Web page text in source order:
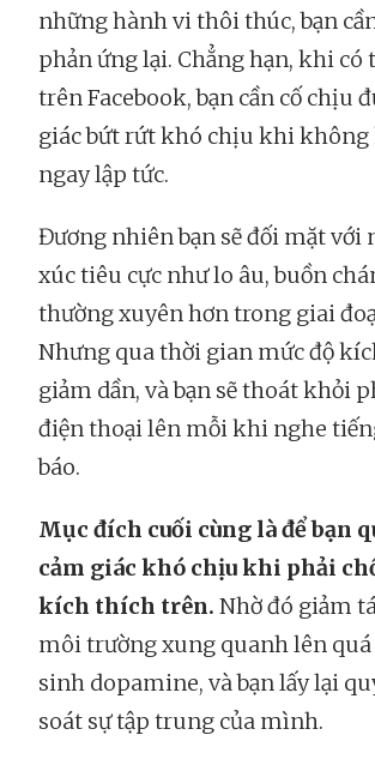
những hành vi thôi thúc, bạn
phản ứng lại. Chẳng hạn, khi có
trên Facebook, bạn cần cố chịu
giác bứt rứt khó chịu khi
ngay lập tức.
Đương nhiên bạn sẽ đối mặt với
xúc tiêu cực như lo âu, buồn
thường xuyên hơn trong giai
Nhưng qua thời gian mức độ
giảm dần, và bạn sẽ thoát khỏi
điện thoại lên mỗi khi nghe
báo.
Mục đích cuối cùng là để bạn
cảm giác khó chịu khi phải
kích thích trên. Nhờ đó giảm
môi trường xung quanh lên
sinh dopamine, và bạn lấy lại
soát sự tập trung của mình.